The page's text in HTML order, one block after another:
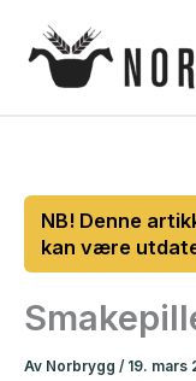
rett
Av Norbrygg / 19. mars